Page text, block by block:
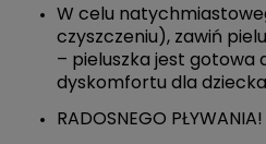
W celu
czyszczeniu), zawiń
– pieluszka jest gotowa
dyskomfortu dla
RADOSNEGO PŁYWANIA!